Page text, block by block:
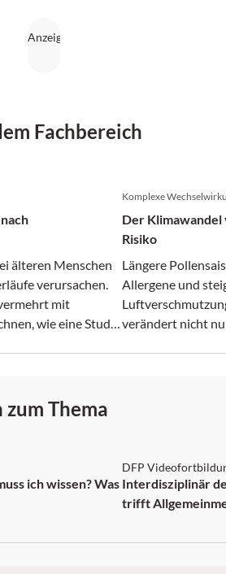
Fachbereich
älteren Menschen
verursachen.
mit
wie eine Studie
Komplexe
Der
Risiko
Längere
Allergene und
verändert nicht
Thema
ich wissen? Was
DFP
Interdisziplinär
trifft